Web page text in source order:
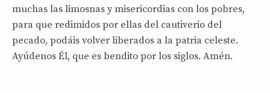
muchas las limosnas y misericordias con los pobres,
para que redimidos por ellas del cautiverio del
pecado, podáis volver liberados a la patria celeste.
Ayúdenos Él, que es bendito por los siglos. Amén.